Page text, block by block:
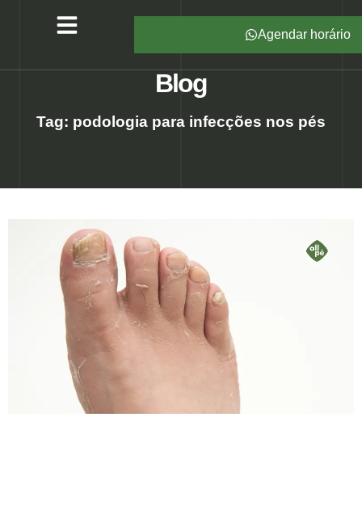
Agendar horário
Blog
Tag: podologia para infecções nos pés